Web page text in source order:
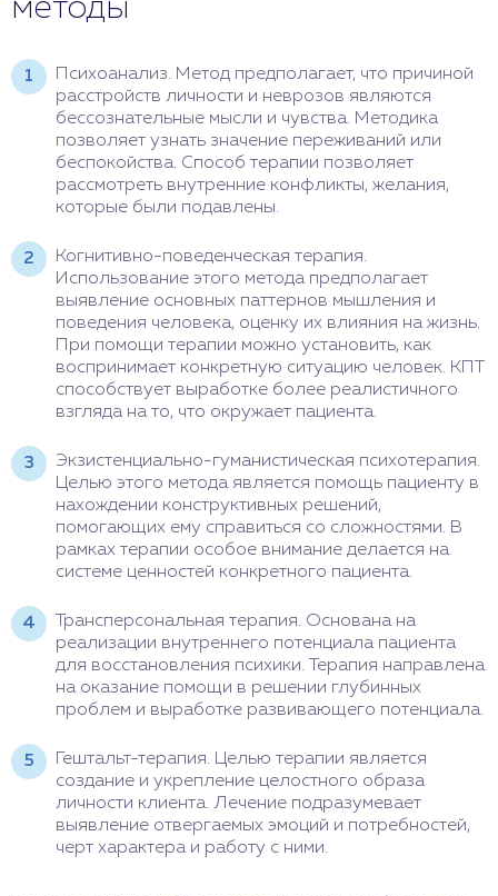
методы
Психоанализ. Метод предполагает, что причиной
расстройств личности и неврозов являются
бессознательные мысли и чувства. Методика
позволяет узнать значение переживаний или
беспокойства. Способ терапии позволяет
рассмотреть внутренние конфликты, желания,
которые были подавлены.
Когнитивно-поведенческая терапия.
Использование этого метода предполагает
выявление основных паттернов мышления и
поведения человека, оценку их влияния на жизнь.
При помощи терапии можно установить, как
воспринимает конкретную ситуацию человек. КПТ
способствует выработке более реалистичного
взгляда на то, что окружает пациента.
Экзистенциально-гуманистическая психотерапия.
Целью этого метода является помощь пациенту в
нахождении конструктивных решений,
помогающих ему справиться со сложностями. В
рамках терапии особое внимание делается на
системе ценностей конкретного пациента.
Трансперсональная терапия. Основана на
реализации внутреннего потенциала пациента
для восстановления психики. Терапия направлена
на оказание помощи в решении глубинных
проблем и выработке развивающего потенциала.
Гештальт-терапия. Целью терапии является
создание и укрепление целостного образа
личности клиента. Лечение подразумевает
выявление отвергаемых эмоций и потребностей,
черт характера и работу с ними.